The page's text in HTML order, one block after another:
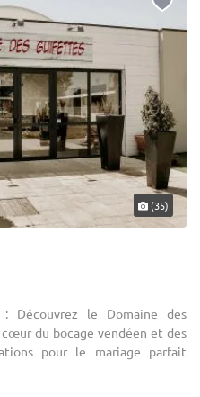
(35)
Découvrez le Domaine des
du bocage vendéen et des
pour le mariage parfait